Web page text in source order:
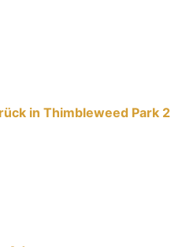
in Thimbleweed Park 2